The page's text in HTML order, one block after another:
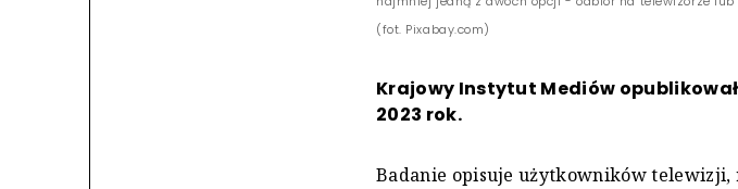
(fot. Pixabay.com)
Krajowy Instytut Mediów
2023 rok.
Badanie opisuje użytkowników telewizji,